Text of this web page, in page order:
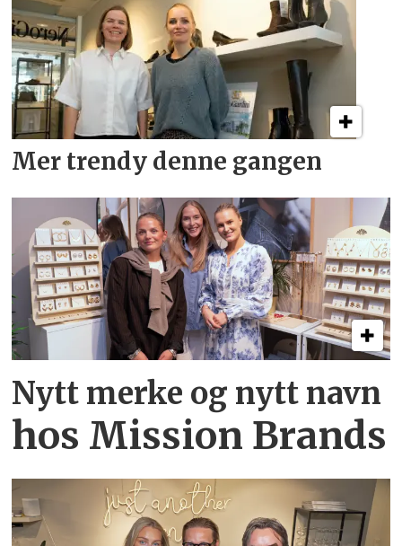
Mer trendy denne gangen
Nytt merke og nytt navn
hos Mission Brands